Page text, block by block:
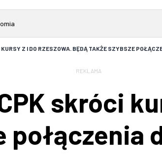
Z I DO RZESZOWA. BĘDĄ TAKŻE SZYBSZE
REKLAMA
skróci
połączenia